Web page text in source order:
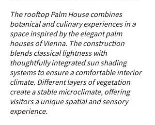
The rooftop Palm House combines
botanical and culinary experiences in a
space inspired by the elegant palm
houses of Vienna. The construction
blends classical lightness with
thoughtfully integrated sun shading
systems to ensure a comfortable interior
climate. Different layers of vegetation
create a stable microclimate, offering
visitors a unique spatial and sensory
experience.